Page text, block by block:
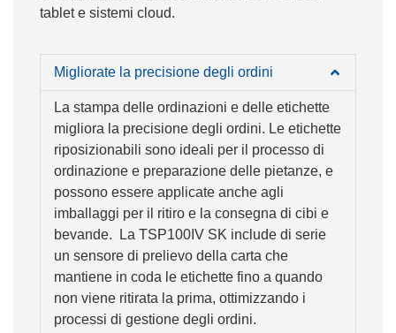
tablet e sistemi cloud.
Migliorate la precisione degli ordini
La stampa delle ordinazioni e delle etichette
migliora la precisione degli ordini. Le etichette
riposizionabili sono ideali per il processo di
ordinazione e preparazione delle pietanze, e
possono essere applicate anche agli
imballaggi per il ritiro e la consegna di cibi e
bevande. La TSP100IV SK include di serie
un sensore di prelievo della carta che
mantiene in coda le etichette fino a quando
non viene ritirata la prima, ottimizzando i
processi di gestione degli ordini.